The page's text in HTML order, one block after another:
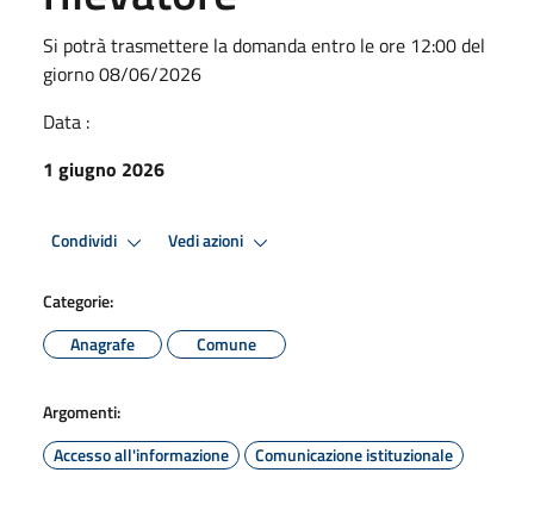
Si potrà trasmettere la domanda entro le ore 12:00 del
giorno 08/06/2026
Data :
1 giugno 2026
Condividi Vedi azioni
Categorie:
Anagrafe
Comune
Argomenti:
Accesso all'informazione
Comunicazione istituzionale